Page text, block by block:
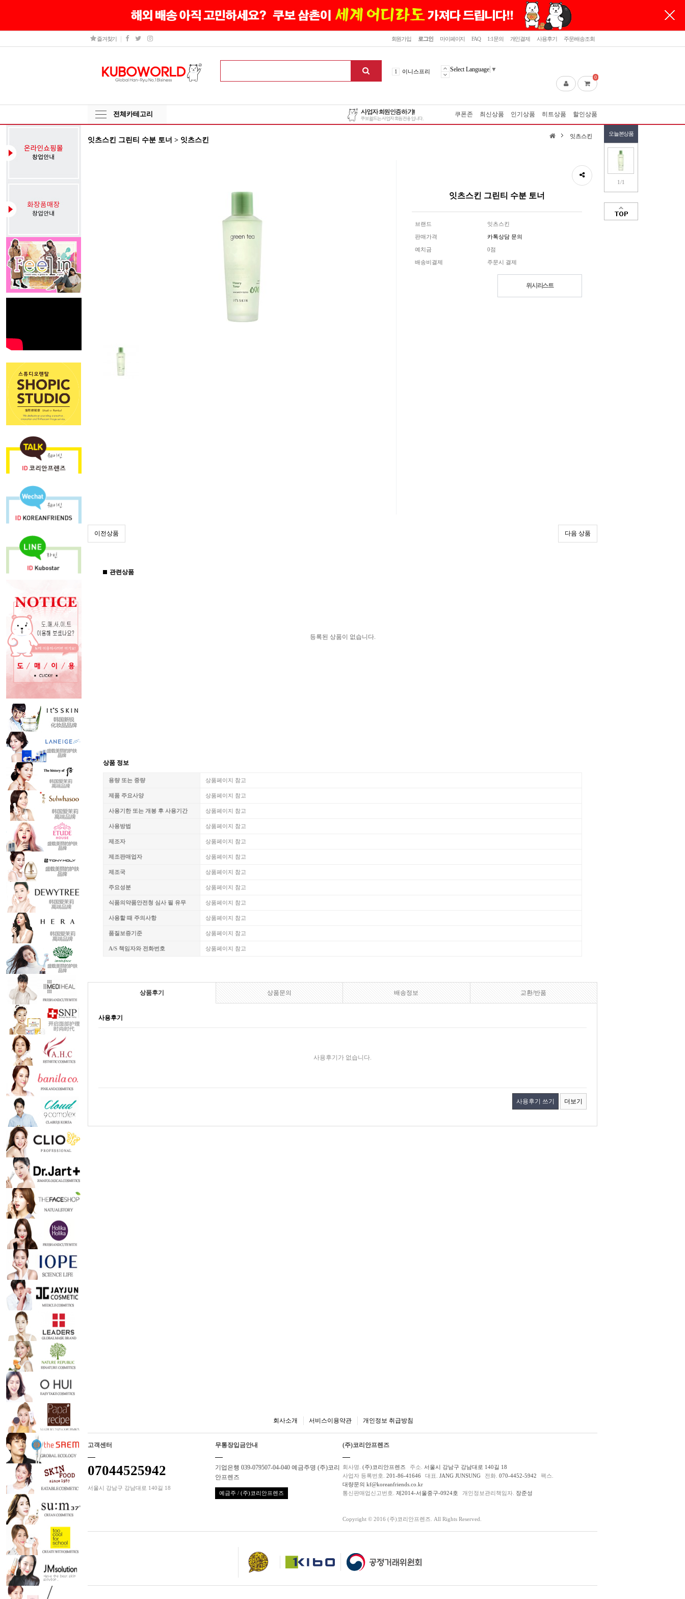
닫기
회원가입 로그인 마이페이지 FAQ 1:1문의 개인결제 사용후기 주문/배송조회
즐겨찾기
4 메디힐
5 라네즈
Select Language ▼
0
전체카테고리 쿠폰존 최신상품 인기상품 히트상품 할인상품
잇츠스킨 그린티 수분 토너 > 잇츠스킨
오늘본상품
1/1
잇츠스킨
잇츠스킨 그린티 수분 토너
브랜드 잇츠스킨
판매가격 카톡상담 문의
예치금 0점
배송비결제 주문시 결제
위시리스트
이전상품 다음 상품
관련상품
등록된 상품이 없습니다.
상품 정보
용량 또는 중량 상품페이지 참고
제품 주요사양 상품페이지 참고
사용기한 또는 개봉 후 사용기간 상품페이지 참고
사용방법 상품페이지 참고
제조자 상품페이지 참고
제조판매업자 상품페이지 참고
제조국 상품페이지 참고
주요성분 상품페이지 참고
식품의약품안전청 심사 필 유무 상품페이지 참고
사용할 때 주의사항 상품페이지 참고
품질보증기준 상품페이지 참고
A/S 책임자와 전화번호 상품페이지 참고
상품후기 상품문의 배송정보 교환/반품
사용후기
사용후기가 없습니다.
사용후기 쓰기 더보기
회사소개 서비스이용약관 개인정보 취급방침
고객센터
07044525942
서울시 강남구 강남대로 140길 18
무통장입금안내
기업은행 039-079507-04-040 예금주명 (주)코리
안프렌즈
예금주 / (주)코리안프렌즈
(주)코리안프렌즈
회사명. (주)코리안프렌즈 주소. 서울시 강남구 강남대로 140길 18
사업자 등록번호. 201-86-41646 대표. JANG JUNSUNG 전화. 070-4452-5942
팩스.
대량문의 kf@koreanfriends.co.kr
통신판매업신고번호. 제2014-서울중구-0924호 개인정보관리책임자. 장준성
Copyright © 2016 (주)코리안프렌즈. All Rights Reserved.